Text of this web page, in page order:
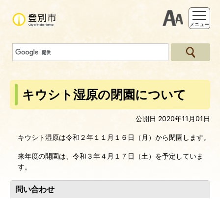
支援ツー
メニュー
キウシト湿原の閉園について
公開日 2020年11月01日
キウシト湿原は令和２年１１月１６日（月）から閉園します。
来年度の開園は、令和３年４月１７日（土）を予定していま
す。
問い合わせ